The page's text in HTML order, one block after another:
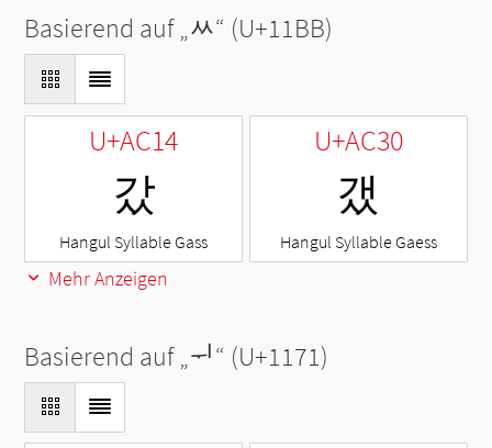
Basierend auf „ᆻ“ (U+11BB)
U+AC14
갔
Hangul Syllable Gass
U+AC30
갰
Hangul Syllable Gaess
Mehr Anzeigen
Basierend auf „ᅱ“ (U+1171)